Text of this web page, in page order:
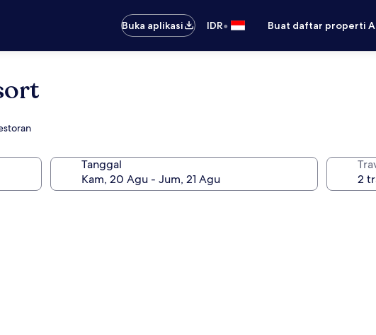
Buka aplikasi
IDR• Buat daftar properti
Tanggal